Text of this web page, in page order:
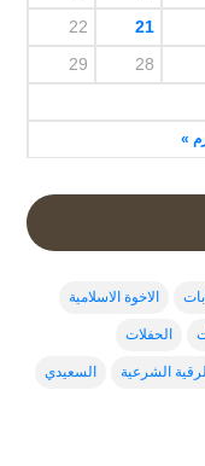
»
21
22
28
29
الاخوة الاسلامية
الحفلات
الشرعية السعيدي